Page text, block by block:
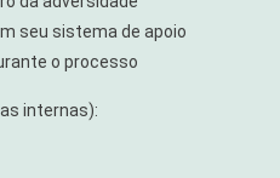
seu sistema de apoio
o processo
internas):